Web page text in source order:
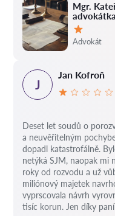
Mgr.
advokátka
Hodnocení:
Advokát
J
Jan Kofroň
Deset let soudů o
a neuvěřitelným
dopadl katastrofálně.
netýká SJM, naopak mi
roky od rozvodu a už
miliónový majetek
vyprscovala návrh
tisíc korun. Jen díky